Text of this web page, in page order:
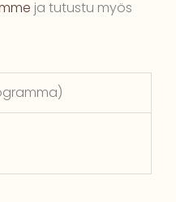
ja tutustu myös